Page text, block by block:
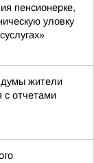
пенсионерке,
уловку
думы жители
с отчетами